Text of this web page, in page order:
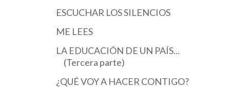
ESCUCHAR LOS SILENCIOS
ME LEES
LA EDUCACIÓN DE UN PAÍS...
(Tercera parte)
¿QUÉ VOY A HACER CONTIGO?